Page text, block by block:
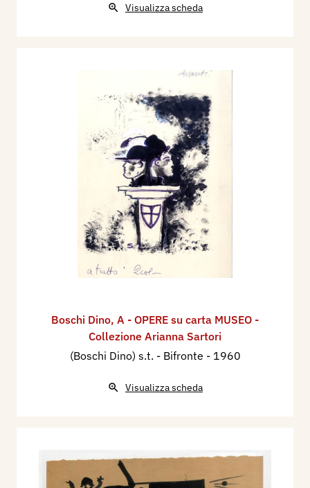
Visualizza scheda
Boschi Dino, A - OPERE su carta MUSEO -
Collezione Arianna Sartori
(Boschi Dino) s.t. - Bifronte - 1960
Visualizza scheda